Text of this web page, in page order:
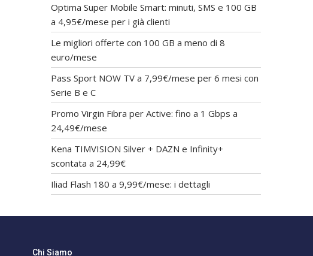
Optima Super Mobile Smart: minuti, SMS e 100 GB
a 4,95€/mese per i già clienti
Le migliori offerte con 100 GB a meno di 8
euro/mese
Pass Sport NOW TV a 7,99€/mese per 6 mesi con
Serie B e C
Promo Virgin Fibra per Active: fino a 1 Gbps a
24,49€/mese
Kena TIMVISION Silver + DAZN e Infinity+
scontata a 24,99€
Iliad Flash 180 a 9,99€/mese: i dettagli
Chi Siamo